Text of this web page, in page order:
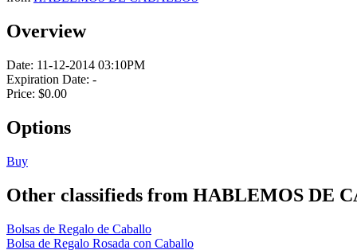
Overview
Date: 11-12-2014 03:10PM
Expiration Date: -
Price: $0.00
Options
Buy
Other classifieds from HABLEMOS DE
Bolsas de Regalo de Caballo
Bolsa de Regalo Rosada con Caballo